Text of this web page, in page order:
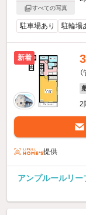
すべての写真
駐車場あり 駐輪場
新着
2
提供
アンプルールリ